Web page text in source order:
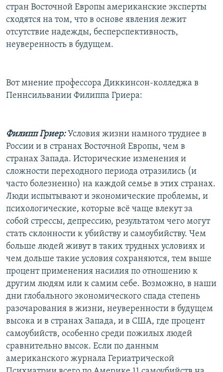
стран Восточной Европы американские эксперты
сходятся на том, что в основе явления лежит
отсутствие надежды, бесперспективность,
неуверенность в будущем.
Вот мнение профессора Диккинсон-колледжа в
Пеннсильвании Филиппа Гриера:
Филипп Гриер:Условия жизни намного труднее в
России и в странах Восточной Европы, чем в
странах Запада. Исторические изменения и
сложности переходного периода отразились (и
часто болезненно) на каждой семье в этих странах.
Люди испытывают и экономические проблемы, и
психологические, которые всё чаще влекут за
собой стрессы, депрессию, результатом чего могут
стать склонности к убийству и самоубийству. Чем
больше людей живут в таких трудных условиях и
чем дольше такие условия сохраняются, тем выше
процент применения насилия по отношению к
другим людям или к самим себе. Возможно, в наши
дни глобального экономического спада степень
разочарования в жизни, неуверенности в будущем
высока и в странах Запада, и в США, где процент
самоубийств, особенно среди пожилых людей
сравнительно высок. Если по данным
американского журнала Гериатрической